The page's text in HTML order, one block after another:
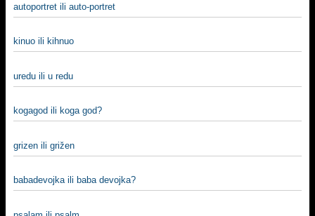
autoportret ili auto-portret
kinuo ili kihnuo
uredu ili u redu
kogagod ili koga god?
grizen ili grižen
babadevojka ili baba devojka?